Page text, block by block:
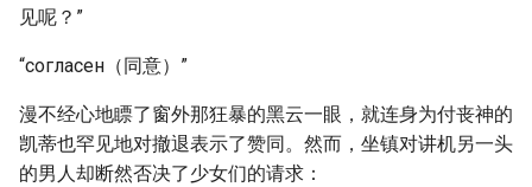
见呢？”
“согласен（同意）”
漫不经心地瞟了窗外那狂暴的黑云一眼，就连身为付丧神的
凯蒂也罕见地对撤退表示了赞同。然而，坐镇对讲机另一头
的男人却断然否决了少女们的请求：